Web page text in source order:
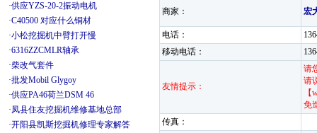
·供应YZS-20-2振动电机
·C40500 对应什么铜材
·小松挖掘机中臂打开慢
·6316ZZCMLR轴承
·柴改气套件
·批发Mobil Glygoy
·供应PA46荷兰DSM 46
·凤县住友挖掘机维修基地总部
·开阳县凯斯挖掘机修理专家解答
商家： 宏
电话：
移动电话：
友情提示：
请
请
免
传真：